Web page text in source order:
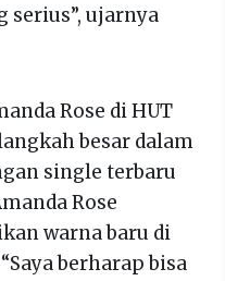
ujarnya
Rose di HUT
besar dalam
single terbaru
Rose
warna baru di
berharap bisa